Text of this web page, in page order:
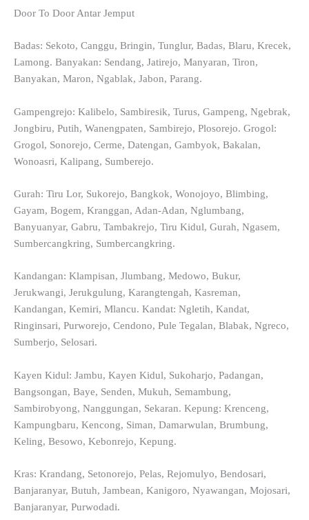
Door To Door Antar Jemput
Badas: Sekoto, Canggu, Bringin, Tunglur, Badas, Blaru, Krecek,
Lamong. Banyakan: Sendang, Jatirejo, Manyaran, Tiron,
Banyakan, Maron, Ngablak, Jabon, Parang.
Gampengrejo: Kalibelo, Sambiresik, Turus, Gampeng, Ngebrak,
Jongbiru, Putih, Wanengpaten, Sambirejo, Plosorejo. Grogol:
Grogol, Sonorejo, Cerme, Datengan, Gambyok, Bakalan,
Wonoasri, Kalipang, Sumberejo.
Gurah: Tiru Lor, Sukorejo, Bangkok, Wonojoyo, Blimbing,
Gayam, Bogem, Kranggan, Adan-Adan, Nglumbang,
Banyuanyar, Gabru, Tambakrejo, Tiru Kidul, Gurah, Ngasem,
Sumbercangkring, Sumbercangkring.
Kandangan: Klampisan, Jlumbang, Medowo, Bukur,
Jerukwangi, Jerukgulung, Karangtengah, Kasreman,
Kandangan, Kemiri, Mlancu. Kandat: Ngletih, Kandat,
Ringinsari, Purworejo, Cendono, Pule Tegalan, Blabak, Ngreco,
Sumberjo, Selosari.
Kayen Kidul: Jambu, Kayen Kidul, Sukoharjo, Padangan,
Bangsongan, Baye, Senden, Mukuh, Semambung,
Sambirobyong, Nanggungan, Sekaran. Kepung: Krenceng,
Kampungbaru, Kencong, Siman, Damarwulan, Brumbung,
Keling, Besowo, Kebonrejo, Kepung.
Kras: Krandang, Setonorejo, Pelas, Rejomulyo, Bendosari,
Banjaranyar, Butuh, Jambean, Kanigoro, Nyawangan, Mojosari,
Banjaranyar, Purwodadi.